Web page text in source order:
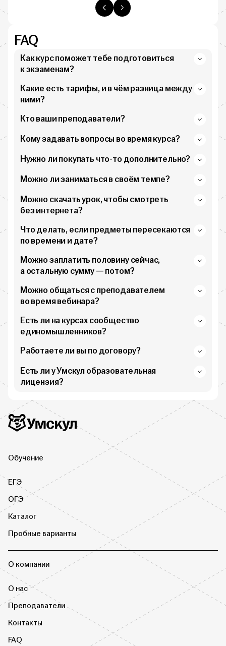
FAQ
Как курс поможет тебе подготовиться
к экзаменам?
Какие есть тарифы, и в чём разница между
ними?
Кто ваши преподаватели?
Кому задавать вопросы во время курса?
Нужно ли покупать что-то дополнительно?
Можно ли заниматься в своём темпе?
Можно скачать урок, чтобы смотреть
без интернета?
Что делать, если предметы пересекаются
по времени и дате?
Можно заплатить половину сейчас,
а остальную сумму — потом?
Можно общаться с преподавателем
во время вебинара?
Есть ли на курсах сообщество
единомышленников?
Работаете ли вы по договору?
Есть ли у Умскул образовательная
лицензия?
Дополнительная информация
Умскул
Обучение
ЕГЭ
ОГЭ
Каталог
Пробные варианты
О компании
О нас
Преподаватели
Контакты
FAQ